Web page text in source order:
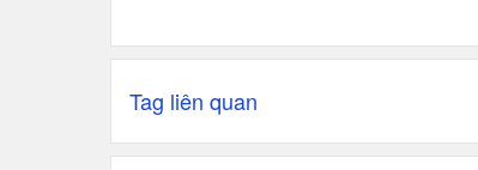
Tag liên quan